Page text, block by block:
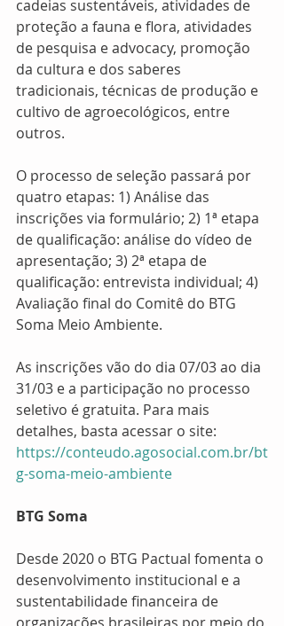
cadeias sustentáveis, atividades de
proteção a fauna e flora, atividades
de pesquisa e advocacy, promoção
da cultura e dos saberes
tradicionais, técnicas de produção e
cultivo de agroecológicos, entre
outros.
O processo de seleção passará por
quatro etapas: 1) Análise das
inscrições via formulário; 2) 1ª etapa
de qualificação: análise do vídeo de
apresentação; 3) 2ª etapa de
qualificação: entrevista individual; 4)
Avaliação final do Comitê do BTG
Soma Meio Ambiente.
As inscrições vão do dia 07/03 ao dia
31/03 e a participação no processo
seletivo é gratuita. Para mais
detalhes, basta acessar o site:
https://conteudo.agosocial.com.br/bt
g-soma-meio-ambiente
BTG Soma
Desde 2020 o BTG Pactual fomenta o
desenvolvimento institucional e a
sustentabilidade financeira de